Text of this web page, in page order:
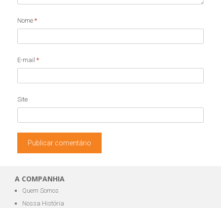
Nome *
E-mail *
Site
A COMPANHIA
Quem Somos
Nossa História